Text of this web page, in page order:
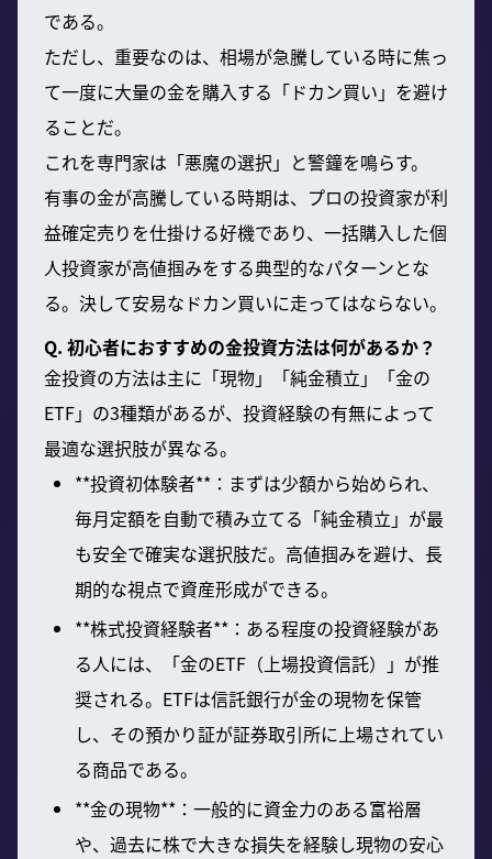
である。
ただし、重要なのは、相場が急騰している時に焦っ
て一度に大量の金を購入する「ドカン買い」を避け
ることだ。
これを専門家は「悪魔の選択」と警鐘を鳴らす。
有事の金が高騰している時期は、プロの投資家が利
益確定売りを仕掛ける好機であり、一括購入した個
人投資家が高値掴みをする典型的なパターンとな
る。決して安易なドカン買いに走ってはならない。
Q. 初心者におすすめの金投資方法は何があるか？
金投資の方法は主に「現物」「純金積立」「金の
ETF」の3種類があるが、投資経験の有無によって
最適な選択肢が異なる。
**投資初体験者**：まずは少額から始められ、
毎月定額を自動で積み立てる「純金積立」が最
も安全で確実な選択肢だ。高値掴みを避け、長
期的な視点で資産形成ができる。
**株式投資経験者**：ある程度の投資経験があ
る人には、「金のETF（上場投資信託）」が推
奨される。ETFは信託銀行が金の現物を保管
し、その預かり証が証券取引所に上場されてい
る商品である。
**金の現物**：一般的に資金力のある富裕層
や、過去に株で大きな損失を経験し現物の安心